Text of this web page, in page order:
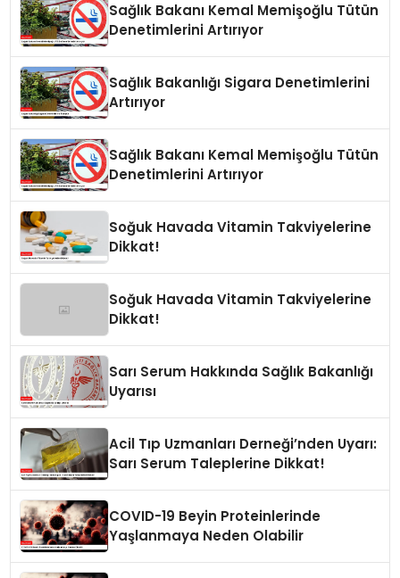
Sağlık Bakanı Kemal Memişoğlu Tütün
Denetimlerini Artırıyor
Sağlık Bakanlığı Sigara Denetimlerini
Artırıyor
Sağlık Bakanı Kemal Memişoğlu Tütün
Denetimlerini Artırıyor
Soğuk Havada Vitamin Takviyelerine
Dikkat!
Soğuk Havada Vitamin Takviyelerine
Dikkat!
Sarı Serum Hakkında Sağlık Bakanlığı
Uyarısı
Acil Tıp Uzmanları Derneği’nden Uyarı:
Sarı Serum Taleplerine Dikkat!
COVID-19 Beyin Proteinlerinde
Yaşlanmaya Neden Olabilir